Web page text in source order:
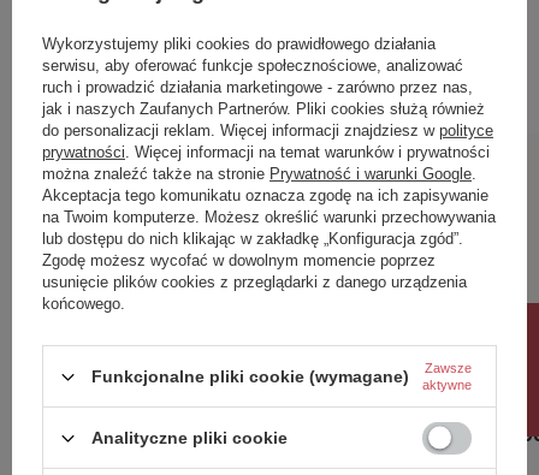
Zobacz również
Poprzedni z tej kategorii
1
Następny z tej kategorii
Wykorzystujemy pliki cookies do prawidłowego działania
serwisu, aby oferować funkcje społecznościowe, analizować
ruch i prowadzić działania marketingowe - zarówno przez nas,
jak i naszych Zaufanych Partnerów. Pliki cookies służą również
do personalizacji reklam. Więcej informacji znajdziesz w polityce
prywatności . Więcej informacji na temat warunków i prywatności
można znaleźć także na stronie Prywatność i warunki Google
Akceptacja tego komunikatu oznacza zgodę na ich zapisywanie
na Twoim komputerze. Możesz określić warunki przechowywania
lub dostępu do nich klikając w zakładkę „Konfiguracja zgód”.
Zgodę możesz wycofać w dowolnym momencie poprzez
usunięcie plików cookies z przeglądarki z danego urządzenia
końcowego.
Funkcjonalne pliki cookie (wymagane)
Zawsze
aktywne
Analityczne pliki cookie